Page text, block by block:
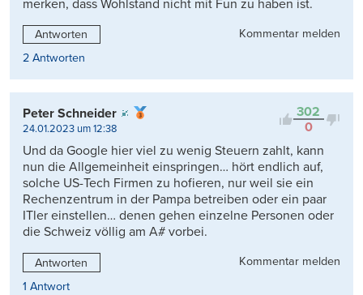
merken, dass Wohlstand nicht mit Fun zu haben ist.
Antworten
Kommentar melden
2 Antworten
302
0
Peter Schneider
24.01.2023 um 12:38
Und da Google hier viel zu wenig Steuern zahlt, kann
nun die Allgemeinheit einspringen… hört endlich auf,
solche US-Tech Firmen zu hofieren, nur weil sie ein
Rechenzentrum in der Pampa betreiben oder ein paar
ITler einstellen… denen gehen einzelne Personen oder
die Schweiz völlig am A# vorbei.
Antworten
Kommentar melden
1 Antwort